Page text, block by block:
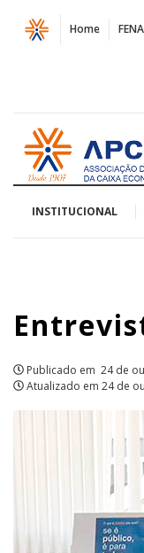
Página
Entrevista
riscos
Caixa
Home
Acessar
página
inicial
INSTITUCIONAL
Publicado em 24 de
Atualizado em 24 de